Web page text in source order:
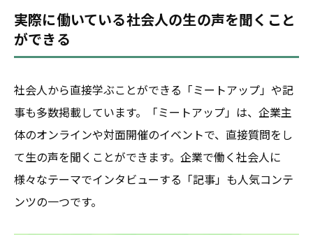
実際に働いている社会人の生の声を聞くこと
ができる
社会人から直接学ぶことができる「ミートアップ」や記
事も多数掲載しています。「ミートアップ」は、企業主
体のオンラインや対面開催のイベントで、直接質問をし
て生の声を聞くことができます。企業で働く社会人に
様々なテーマでインタビューする「記事」も人気コンテ
ンツの一つです。